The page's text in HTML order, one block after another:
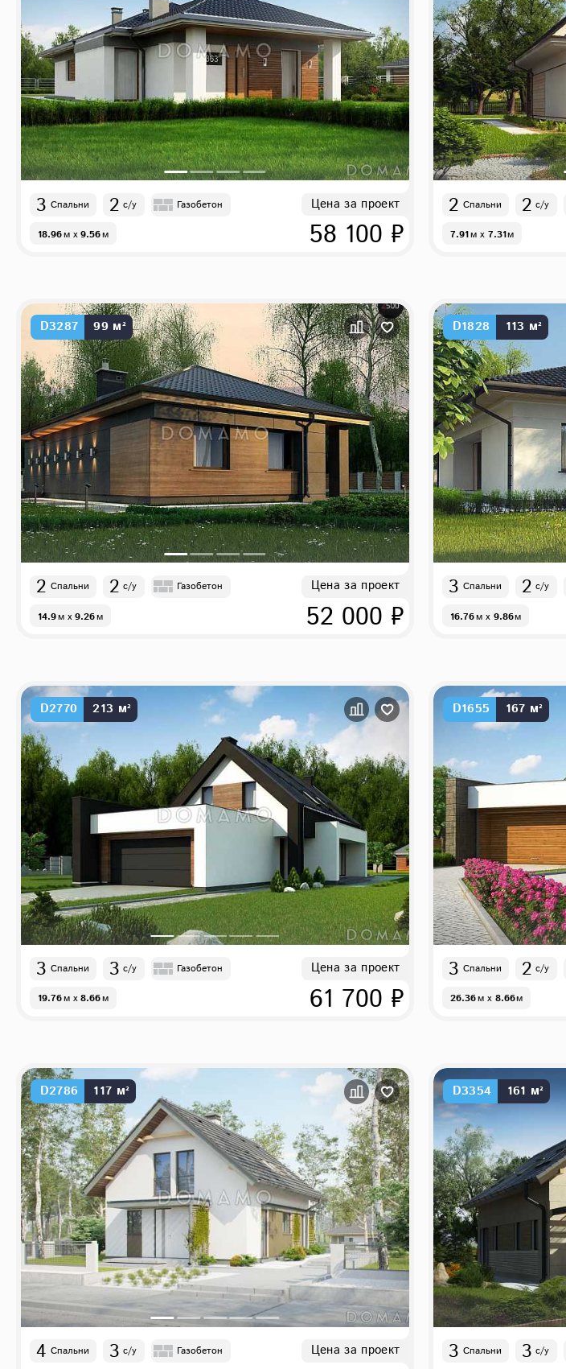
3 Спальни 2 с/у Газобетон
18.96м x 9.56м
Цена за проект
58 100 ₽
2 Спальни 2 с/у
7.91м x 7.31м
D3287 99 м²
2 Спальни 2 с/у Газобетон
14.9м x 9.26м
Цена за проект
52 000 ₽
D1828 113 м²
3 Спальни 2 с/у
16.76м x 9.86м
D2770 213 м²
3 Спальни 3 с/у Газобетон
19.76м x 8.66м
Цена за проект
61 700 ₽
D1655 167 м²
3 Спальни 2 с/у
26.36м x 8.66м
D2786 117 м²
4 Спальни 3 с/у Газобетон Цена за проект
D3354 161 м²
3 Спальни 3 с/у